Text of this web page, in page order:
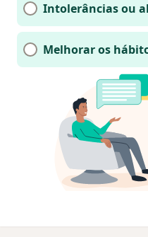
Intolerâncias ou
Melhorar os